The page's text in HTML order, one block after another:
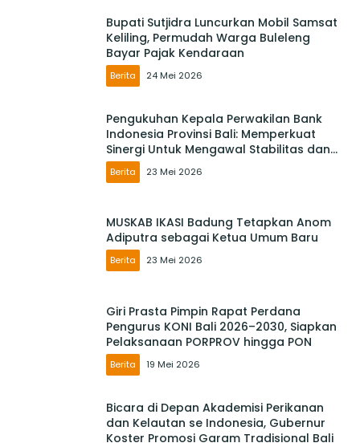
Bupati Sutjidra Luncurkan Mobil Samsat
Keliling, Permudah Warga Buleleng
Bayar Pajak Kendaraan
Berita 24 Mei 2026
Pengukuhan Kepala Perwakilan Bank
Indonesia Provinsi Bali: Memperkuat
Sinergi Untuk Mengawal Stabilitas dan
Mendorong Pertumbuhan Ekonomi Bali
Berita 23 Mei 2026
MUSKAB IKASI Badung Tetapkan Anom
Adiputra sebagai Ketua Umum Baru
Berita 23 Mei 2026
Giri Prasta Pimpin Rapat Perdana
Pengurus KONI Bali 2026–2030, Siapkan
Pelaksanaan PORPROV hingga PON
Berita 19 Mei 2026
Bicara di Depan Akademisi Perikanan
dan Kelautan se Indonesia, Gubernur
Koster Promosi Garam Tradisional Bali